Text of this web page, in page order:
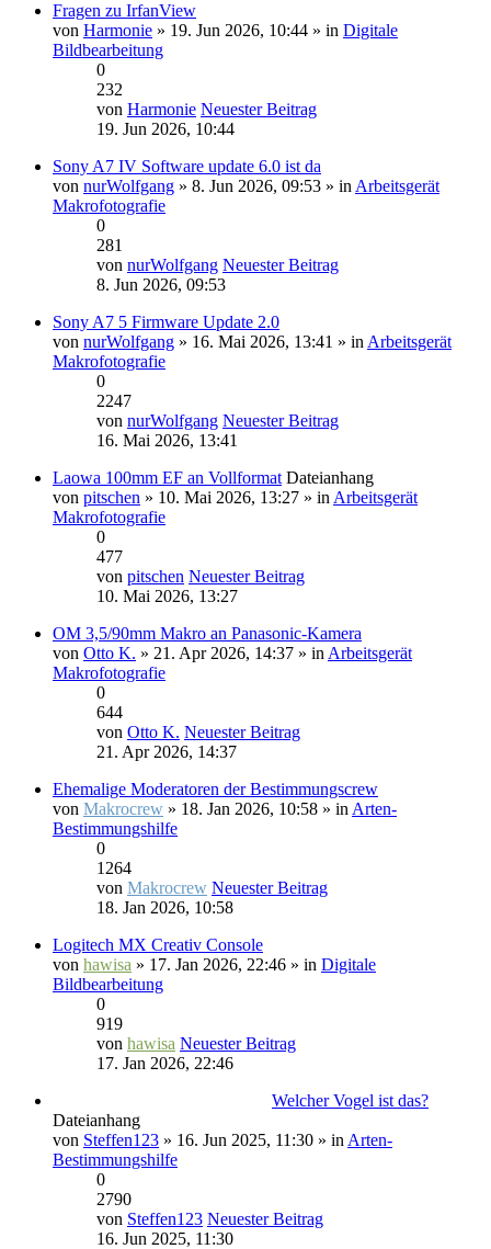
Fragen zu IrfanView
von Harmonie » 19. Jun 2026, 10:44 » in Digitale
Bildbearbeitung
0
232
von Harmonie Neuester Beitrag
19. Jun 2026, 10:44
Sony A7 IV Software update 6.0 ist da
von nurWolfgang » 8. Jun 2026, 09:53 » in Arbeitsgerät
Makrofotografie
0
281
von nurWolfgang Neuester Beitrag
8. Jun 2026, 09:53
Sony A7 5 Firmware Update 2.0
von nurWolfgang » 16. Mai 2026, 13:41 » in Arbeitsgerät
Makrofotografie
0
2247
von nurWolfgang Neuester Beitrag
16. Mai 2026, 13:41
Laowa 100mm EF an Vollformat Dateianhang
von pitschen » 10. Mai 2026, 13:27 » in Arbeitsgerät
Makrofotografie
0
477
von pitschen Neuester Beitrag
10. Mai 2026, 13:27
OM 3,5/90mm Makro an Panasonic-Kamera
von Otto K. » 21. Apr 2026, 14:37 » in Arbeitsgerät
Makrofotografie
0
644
von Otto K. Neuester Beitrag
21. Apr 2026, 14:37
Ehemalige Moderatoren der Bestimmungscrew
von Makrocrew » 18. Jan 2026, 10:58 » in Arten-
Bestimmungshilfe
0
1264
von Makrocrew Neuester Beitrag
18. Jan 2026, 10:58
Logitech MX Creativ Console
von hawisa » 17. Jan 2026, 22:46 » in Digitale
Bildbearbeitung
0
919
von hawisa Neuester Beitrag
17. Jan 2026, 22:46
Welcher Vogel ist das?
Dateianhang
von Steffen123 » 16. Jun 2025, 11:30 » in Arten-
Bestimmungshilfe
0
2790
von Steffen123 Neuester Beitrag
16. Jun 2025, 11:30